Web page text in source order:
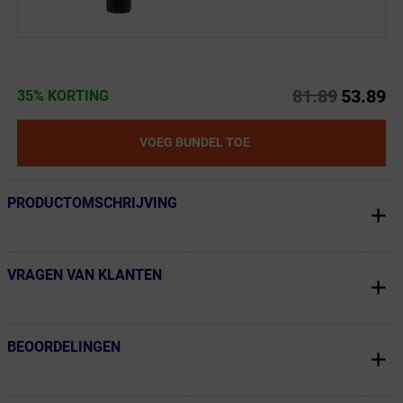
35% KORTING 81.89 53.89
VOEG BUNDEL TOE
← Terug naar productnavigatie
PRODUCTOMSCHRIJVING
← Terug naar productnavigatie
VRAGEN VAN KLANTEN
← Terug naar productnavigatie
BEOORDELINGEN